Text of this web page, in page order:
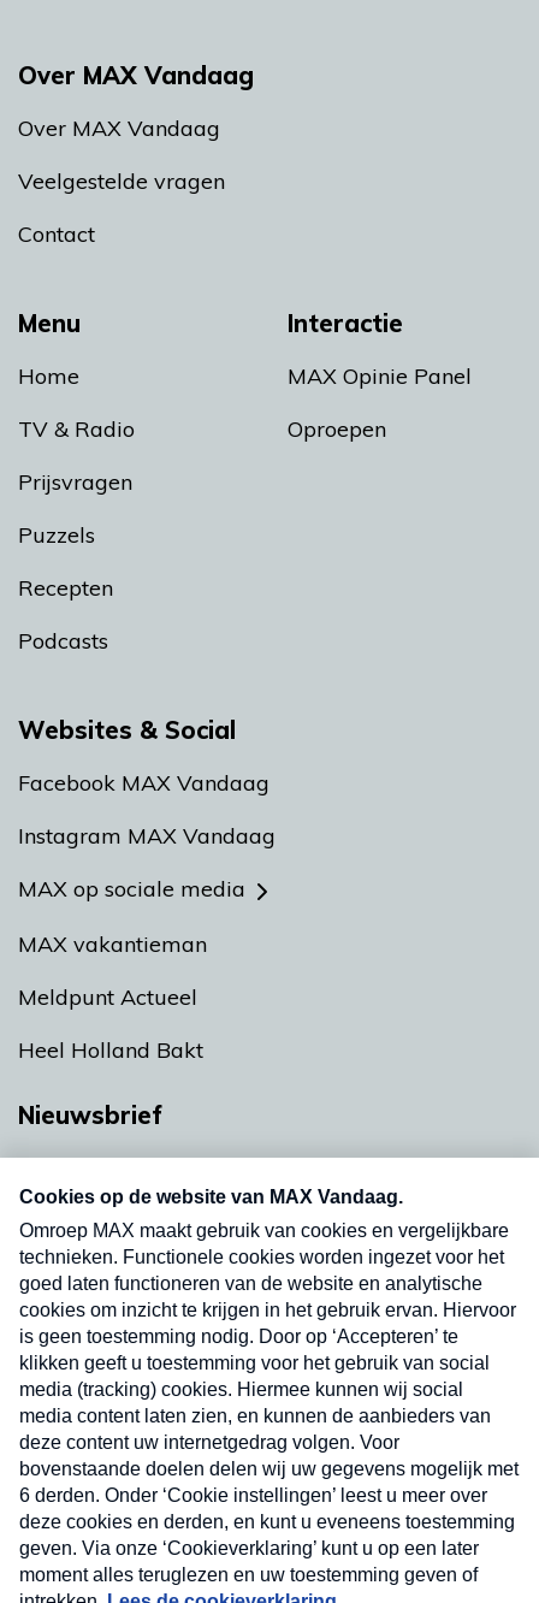
Menu
Home
TV & Radio
Prijsvragen
Puzzels
Recepten
Podcasts
Interactie
MAX Opinie Panel
Oproepen
Over MAX Vandaag
Over MAX Vandaag
Veelgestelde vragen
Contact
Websites & Social
Facebook MAX Vandaag
Instagram MAX Vandaag
MAX op sociale media
MAX vakantieman
Meldpunt Actueel
Heel Holland Bakt
Nieuwsbrief
nieuwsbrief. Elke vrijdag- en dinsdagochtend in
uw mailbox.
Verzend
Nieuwsbrief
Neem hier een gratis abonnement op onze
nieuwsbrief. Elke vrijdag- en dinsdagochtend in uw